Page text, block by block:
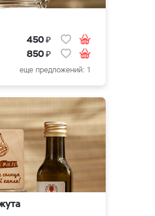
450₽
850₽
еще предложений: 1